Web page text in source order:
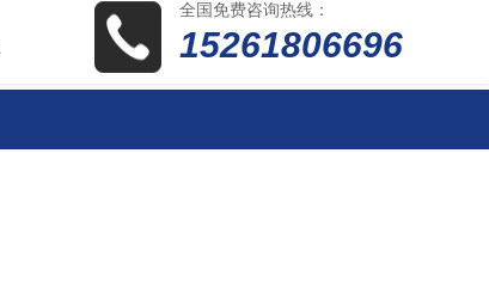
全国免费咨询热线：
15261806696